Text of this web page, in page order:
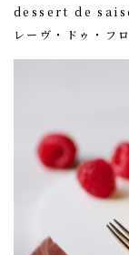
dessert de
レーヴ・ドゥ・フ